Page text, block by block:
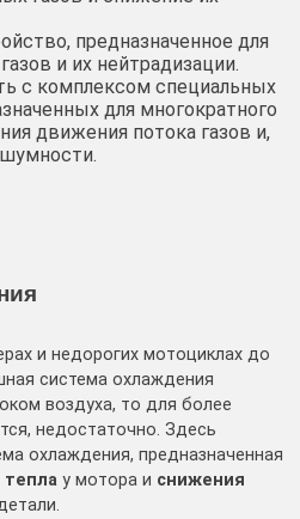
предназначенное для
и их нейтрадизации.
с комплексом специальных
для многократного
движения потока газов и,
и недорогих мотоциклах до
система охлаждения
воздуха, то для более
недостаточно. Здесь
охлаждения, предназначенная
тепла у мотора и снижения